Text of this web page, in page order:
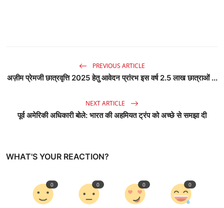
PREVIOUS ARTICLE
अज़ीम प्रेमजी छात्रवृत्ति 2025 हेतु आवेदन प्रांरभ इस वर्ष 2.5 लाख छात्राओं ...
NEXT ARTICLE
पूर्व अमेरिकी अधिकारी बोले: भारत की अहमियत ट्रंप को अच्छे से समझा दी
WHAT'S YOUR REACTION?
0 0 0 0